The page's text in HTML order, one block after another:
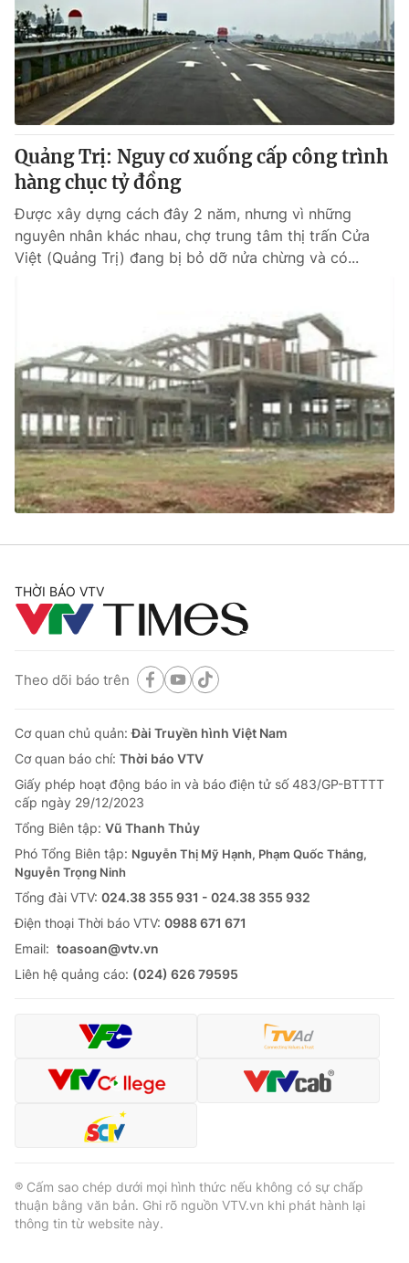
Quảng Trị: Nguy cơ xuống cấp công trình
hàng chục tỷ đồng
Được xây dựng cách đây 2 năm, nhưng vì những
nguyên nhân khác nhau, chợ trung tâm thị trấn Cửa
Việt (Quảng Trị) đang bị bỏ dỡ nửa chừng và có...
THỜI BÁO VTV
Theo dõi báo trên
Cơ quan chủ quản:Đài Truyền hình Việt Nam
Cơ quan báo chí: Thời báo VTV
Giấy phép hoạt động báo in và báo điện tử số 483/GP-BTTTT
cấp ngày 29/12/2023
Tổng Biên tập: Vũ Thanh Thủy
Phó Tổng Biên tập: Nguyễn Thị Mỹ Hạnh, Phạm Quốc Thắng,
Nguyễn Trọng Ninh
Tổng đài VTV: 024.38 355 931 - 024.38 355 932
Ðiện thoại Thời báo VTV: 0988 671 671
Email: toasoan@vtv.vn
Liên hệ quảng cáo: (024) 626 79595
® Cấm sao chép dưới mọi hình thức nếu không có sự chấp
thuận bằng văn bản. Ghi rõ nguồn VTV.vn khi phát hành lại
thông tin từ website này.